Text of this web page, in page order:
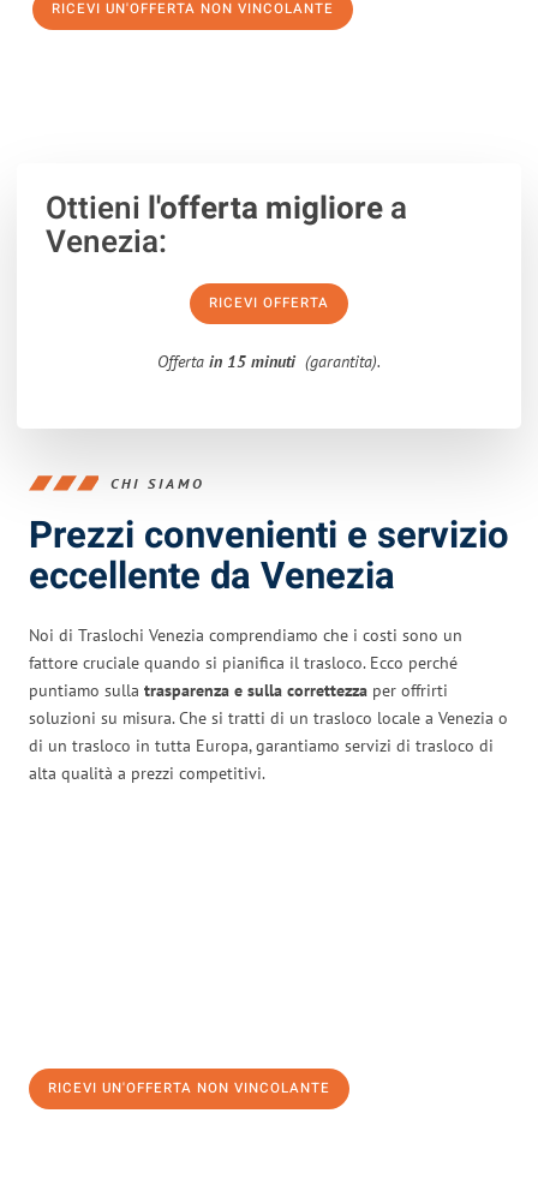
RICEVI UN'OFFERTA NON VINCOLANTE
Ottieni l'offerta migliorea
Venezia:
RICEVI OFFERTA
Offerta in 15 minuti (garantita).
CHI SIAMO
Prezzi convenienti e servizio
eccellente da Venezia
Noi di Traslochi Venezia comprendiamo che i costi sono un
fattore cruciale quando si pianifica il trasloco. Ecco perché
puntiamo sulla trasparenza e sulla correttezza per offrirti
soluzioni su misura. Che si tratti di un trasloco locale a Venezia o
di un trasloco in tutta Europa, garantiamo servizi di trasloco di
alta qualità a prezzi competitivi.
RICEVI UN'OFFERTA NON VINCOLANTE